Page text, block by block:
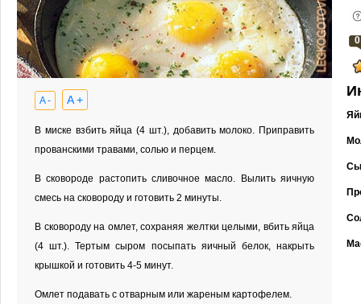
A - A +
В миске взбить яйца (4 шт.), добавить молоко. Приправить
прованскими травами, солью и перцем.
В сковороде растопить сливочное масло. Вылить яичную
смесь на сковороду и готовить 2 минуты.
В сковороду на омлет, сохраняя желтки целыми, вбить яйца
(4 шт.). Тертым сыром посыпать яичный белок, накрыть
крышкой и готовить 4-5 минут.
Омлет подавать с отварным или жареным картофелем.
0